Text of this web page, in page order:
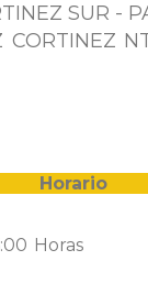
SUR -
Horas